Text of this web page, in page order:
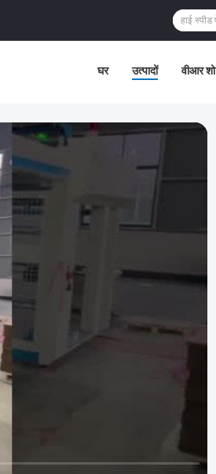
घर उत्पादों वीआर शो